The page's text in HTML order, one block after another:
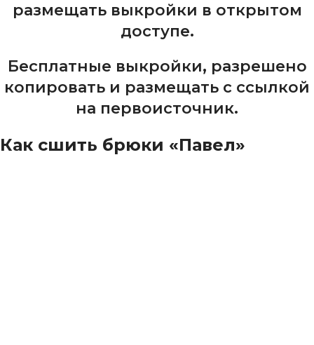
размещать выкройки в открытом
доступе.
Бесплатные выкройки, разрешено
копировать и размещать с ссылкой
на первоисточник.
Как сшить брюки «Павел»